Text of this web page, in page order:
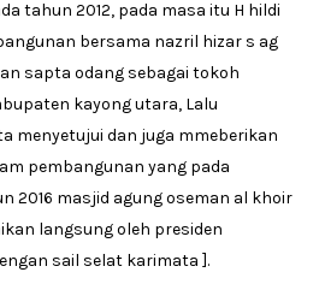
tahun 2012, pada masa itu H hildi
bersama nazril hizar s ag
sapta odang sebagai tokoh
kayong utara, Lalu
menyetujui dan juga mmeberikan
pembangunan yang pada
2016 masjid agung oseman al khoir
langsung oleh presiden
sail selat karimata ].